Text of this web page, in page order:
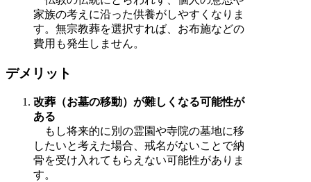
家族の考えに沿った供養がしやすくなりま
す。無宗教葬を選択すれば、お布施などの
費用も発生しません。
デメリット
改葬（お墓の移動）が難しくなる可能性が
ある
もし将来的に別の霊園や寺院の墓地に移
したいと考えた場合、戒名がないことで納
骨を受け入れてもらえない可能性がありま
す。